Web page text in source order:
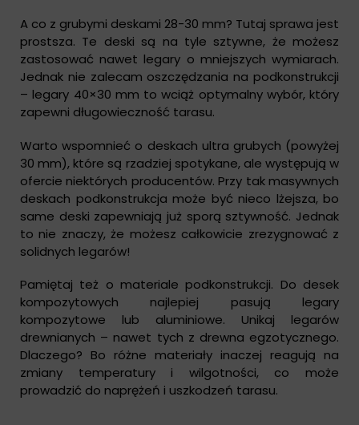
A co z grubymi deskami 28-30 mm? Tutaj sprawa jest
prostsza. Te deski są na tyle sztywne, że możesz
zastosować nawet legary o mniejszych wymiarach.
Jednak nie zalecam oszczędzania na podkonstrukcji
– legary 40×30 mm to wciąż optymalny wybór, który
zapewni długowieczność tarasu.
Warto wspomnieć o deskach ultra grubych (powyżej
30 mm), które są rzadziej spotykane, ale występują w
ofercie niektórych producentów. Przy tak masywnych
deskach podkonstrukcja może być nieco lżejsza, bo
same deski zapewniają już sporą sztywność. Jednak
to nie znaczy, że możesz całkowicie zrezygnować z
solidnych legarów!
Pamiętaj też o materiale podkonstrukcji. Do desek
kompozytowych najlepiej pasują legary
kompozytowe lub aluminiowe. Unikaj legarów
drewnianych – nawet tych z drewna egzotycznego.
Dlaczego? Bo różne materiały inaczej reagują na
zmiany temperatury i wilgotności, co może
prowadzić do naprężeń i uszkodzeń tarasu.